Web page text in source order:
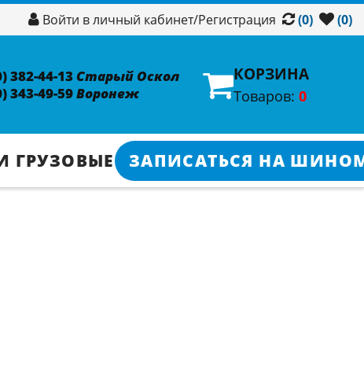
Войти в личный кабинет/Регистрация (0) (0)
382-44-13 Старый Оскол
343-49-59Воронеж
КОРЗИНА
Товаров: 0
ГРУЗОВЫЕ ЗАПИСАТЬСЯ НА